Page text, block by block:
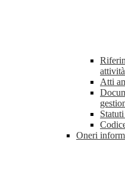
attività
Atti
Oneri